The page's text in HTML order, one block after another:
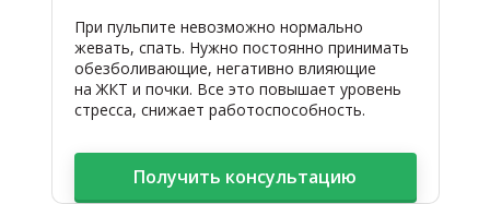
При пульпите невозможно нормально
жевать, спать. Нужно постоянно принимать
обезболивающие, негативно влияющие
на ЖКТ и почки. Все это повышает уровень
стресса, снижает работоспособность.
Получить консультацию